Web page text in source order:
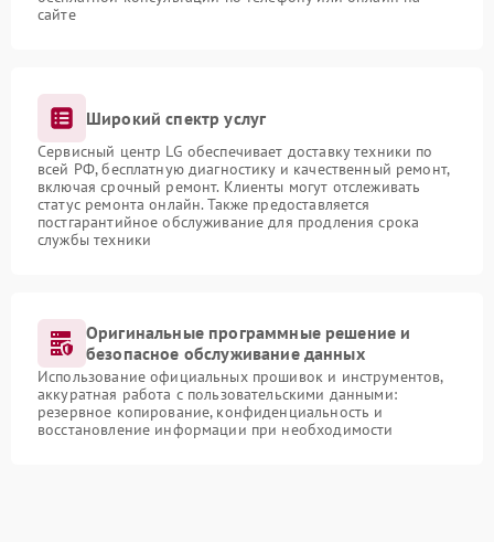
сайте
Широкий спектр услуг
Сервисный центр LG обеспечивает доставку техники по
всей РФ, бесплатную диагностику и качественный ремонт,
включая срочный ремонт. Клиенты могут отслеживать
статус ремонта онлайн. Также предоставляется
постгарантийное обслуживание для продления срока
службы техники
Оригинальные программные решение и
безопасное обслуживание данных
Использование официальных прошивок и инструментов,
аккуратная работа с пользовательскими данными:
резервное копирование, конфиденциальность и
восстановление информации при необходимости